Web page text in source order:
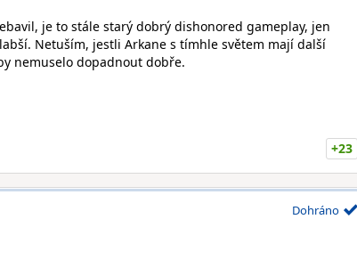
je to stále starý dobrý dishonored gameplay, jen
Netuším, jestli Arkane s tímhle světem mají další
nemuselo dopadnout dobře.
+23
Dohráno